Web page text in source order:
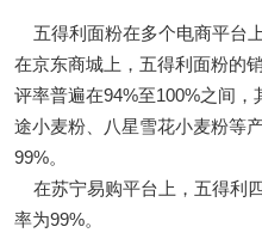
五得利面粉在多个电商平台
在京东商城上，五得利面粉的
评率普遍在94%至100%之间
途小麦粉、八星雪花小麦粉等
99%。
在苏宁易购平台上，五得利
率为99%。